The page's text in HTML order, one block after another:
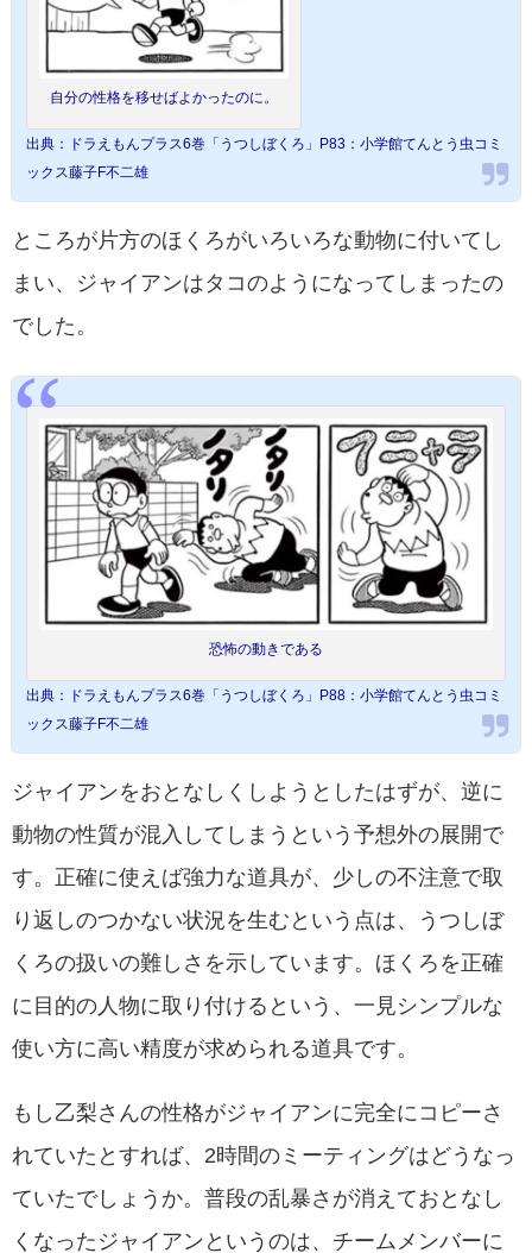
自分の性格を移せばよかったのに。
出典：ドラえもんプラス6巻「うつしぼくろ」P83：小学館てんとう虫コミ
ックス藤子F不二雄
ところが片方のほくろがいろいろな動物に付いてし
まい、ジャイアンはタコのようになってしまったの
でした。
恐怖の動きである
出典：ドラえもんプラス6巻「うつしぼくろ」P88：小学館てんとう虫コミ
ックス藤子F不二雄
ジャイアンをおとなしくしようとしたはずが、逆に
動物の性質が混入してしまうという予想外の展開で
す。正確に使えば強力な道具が、少しの不注意で取
り返しのつかない状況を生むという点は、うつしぼ
くろの扱いの難しさを示しています。ほくろを正確
に目的の人物に取り付けるという、一見シンプルな
使い方に高い精度が求められる道具です。
もし乙梨さんの性格がジャイアンに完全にコピーさ
れていたとすれば、2時間のミーティングはどうなっ
ていたでしょうか。普段の乱暴さが消えておとなし
くなったジャイアンというのは、チームメンバーに